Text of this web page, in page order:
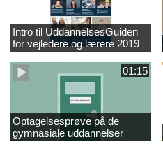
Intro til UddannelsesGuiden
for vejledere og lærere 2019
01:15
Optagelsesprøve på de
gymnasiale uddannelser